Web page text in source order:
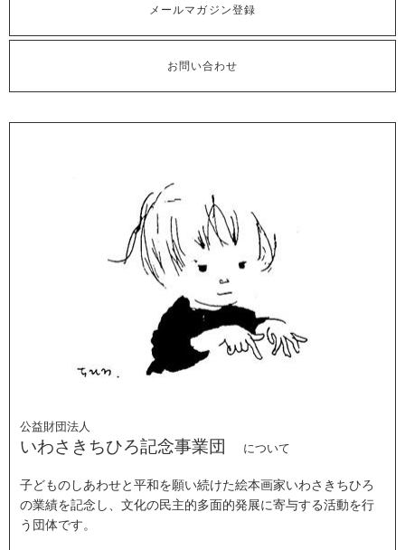
メールマガジン登録
お問い合わせ
公益財団法人
いわさきちひろ記念事業団 について
子どものしあわせと平和を願い続けた絵本画家いわさきちひろ
の業績を記念し、文化の民主的多面的発展に寄与する活動を行
う団体です。